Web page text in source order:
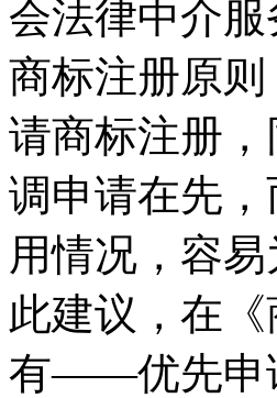
会法律中介
商标注册原
请商标注册
调申请在先
用情况，容
此建议，在
有——优先申